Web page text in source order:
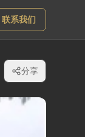
联系我们
分享